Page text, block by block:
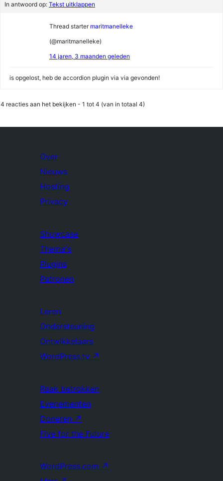
In antwoord op: Tekst uitklappen
Thread starter maritmanelleke
(@maritmanelleke)
14 jaren, 3 maanden geleden
is opgelost, heb de accordion plugin via via gevonden!
4 reacties aan het bekijken - 1 tot 4 (van in totaal 4)
Over
Nieuws
Hosting
Privacy
Showcase
Thema's
Plugins
Patronen
Leren
Ondersteuning
Ontwikkelaars
WordPress.tv ↗
Raak betrokken
Evenementen
Doneren ↗
Five for the Future
WordPress.com ↗